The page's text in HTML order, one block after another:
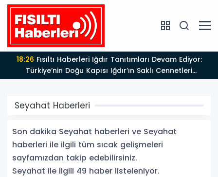
17:47 Türk Tiyatrosu ve Edebiyatı Büyük Bir Değerini
Kaybetti: Bilgesu Erenus’u Son Yolculuğuna Uğurluyoruz
Seyahat Haberleri
Son dakika Seyahat haberleri ve Seyahat
haberleri ile ilgili tüm sıcak gelişmeleri
sayfamızdan takip edebilirsiniz.
Seyahat ile ilgili 49 haber listeleniyor.